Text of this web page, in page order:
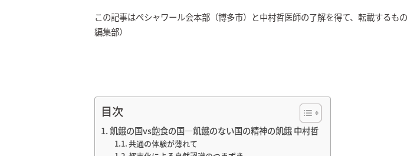
この記事はペシャワール会本部（博多市）と中村哲医師の了解を得て、転載するも
編集部）
目次
飢餓の国vs飽食の国―飢餓のない国の精神の飢餓 中村哲
共通の体験が薄れて